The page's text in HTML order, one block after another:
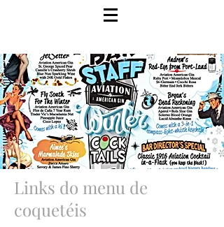
Links do menu de
coquetéis